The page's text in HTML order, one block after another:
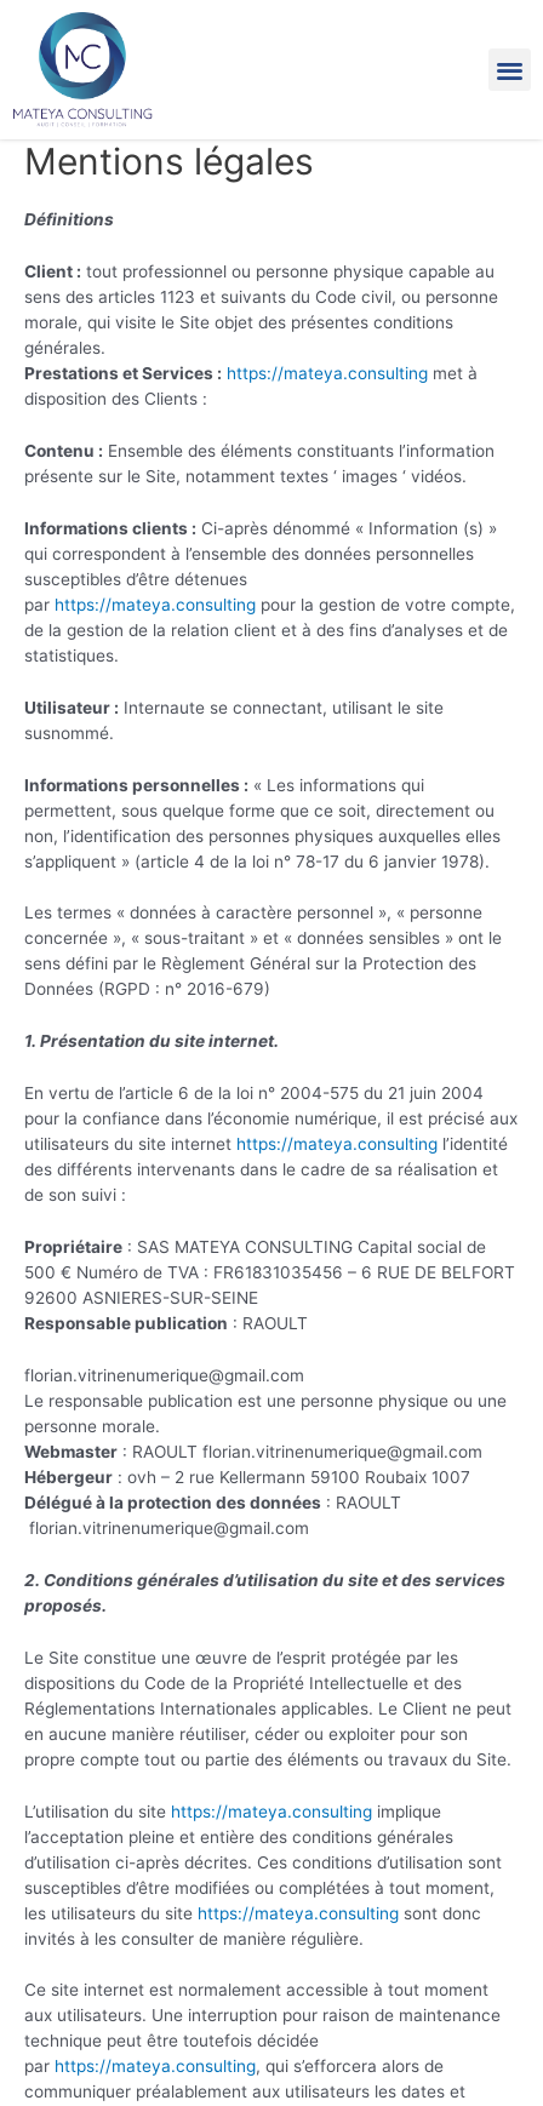
Mentions légales
Définitions
Client : tout professionnel ou personne physique capable au
sens des articles 1123 et suivants du Code civil, ou personne
morale, qui visite le Site objet des présentes conditions
générales.
Prestations et Services : https://mateya.consulting met à
disposition des Clients :
Contenu : Ensemble des éléments constituants l’information
présente sur le Site, notamment textes ‘ images ‘ vidéos.
Informations clients : Ci-après dénommé « Information (s) »
qui correspondent à l’ensemble des données personnelles
susceptibles d’être détenues
par https://mateya.consulting pour la gestion de votre compte,
de la gestion de la relation client et à des fins d’analyses et de
statistiques.
Utilisateur : Internaute se connectant, utilisant le site
susnommé.
Informations personnelles : « Les informations qui
permettent, sous quelque forme que ce soit, directement ou
non, l’identification des personnes physiques auxquelles elles
s’appliquent » (article 4 de la loi n° 78-17 du 6 janvier 1978).
Les termes « données à caractère personnel », « personne
concernée », « sous-traitant » et « données sensibles » ont le
sens défini par le Règlement Général sur la Protection des
Données (RGPD : n° 2016-679)
1. Présentation du site internet.
En vertu de l’article 6 de la loi n° 2004-575 du 21 juin 2004
pour la confiance dans l’économie numérique, il est précisé aux
utilisateurs du site internet https://mateya.consulting l’identité
des différents intervenants dans le cadre de sa réalisation et
de son suivi :
Propriétaire : SAS MATEYA CONSULTING Capital social de
500 € Numéro de TVA : FR61831035456 – 6 RUE DE BELFORT
92600 ASNIERES-SUR-SEINE
Responsable publication : RAOULT
florian.vitrinenumerique@gmail.com
Le responsable publication est une personne physique ou une
personne morale.
Webmaster : RAOULT florian.vitrinenumerique@gmail.com
Hébergeur : ovh – 2 rue Kellermann 59100 Roubaix 1007
Délégué à la protection des données : RAOULT
florian.vitrinenumerique@gmail.com
2. Conditions générales d’utilisation du site et des services
proposés.
Le Site constitue une œuvre de l’esprit protégée par les
dispositions du Code de la Propriété Intellectuelle et des
Réglementations Internationales applicables. Le Client ne peut
en aucune manière réutiliser, céder ou exploiter pour son
propre compte tout ou partie des éléments ou travaux du Site.
L’utilisation du site https://mateya.consulting implique
l’acceptation pleine et entière des conditions générales
d’utilisation ci-après décrites. Ces conditions d’utilisation sont
susceptibles d’être modifiées ou complétées à tout moment,
les utilisateurs du site https://mateya.consulting sont donc
invités à les consulter de manière régulière.
Ce site internet est normalement accessible à tout moment
aux utilisateurs. Une interruption pour raison de maintenance
technique peut être toutefois décidée
par https://mateya.consulting, qui s’efforcera alors de
communiquer préalablement aux utilisateurs les dates et